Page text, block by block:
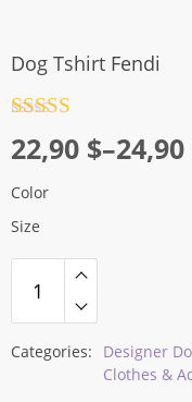
Dog Tshirt Fendi
out of 5
22,90 $–24,90
Price
range:
22,90 $
24,90 $
Color
Size
Categories: Designer
Clothes &